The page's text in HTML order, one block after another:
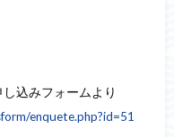
込みフォームより
enquete.php?id=51